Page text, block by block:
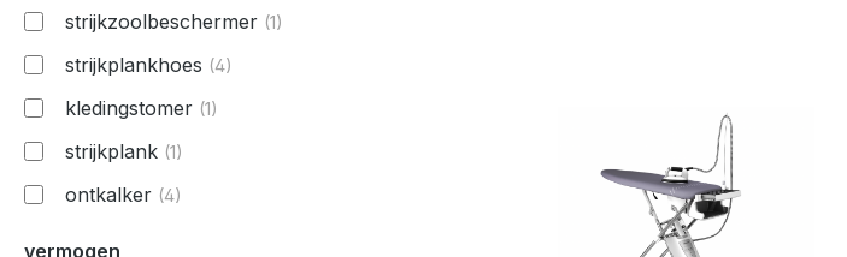
strijkzoolbeschermer (1)
strijkplankhoes (4)
kledingstomer (1)
strijkplank (1)
ontkalker (4)
vermogen